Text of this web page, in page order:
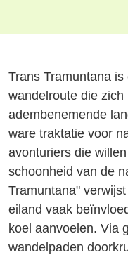
Trans Tramuntana
wandelroute die
adembenemende
ware traktatie voor
avonturiers die
schoonheid van de
Tramuntana"
eiland vaak
koel aanvoelen. Via
wandelpaden